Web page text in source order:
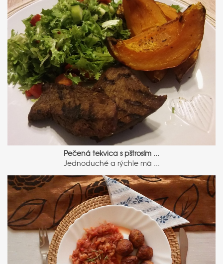
Pečená tekvica s pštrosím ...
Jednoduché a rýchle mä ...